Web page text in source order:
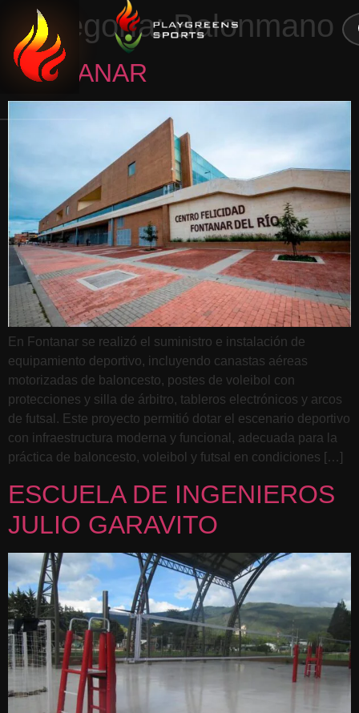
CERRAR
Categoría:Balonmano
FONTANAR
En Fontanar se realizó el suministro e instalación de
equipamiento deportivo, incluyendo canastas aéreas
motorizadas de baloncesto, postes de voleibol con
protecciones y silla de árbitro, tableros electrónicos y arcos
de futsal. Este proyecto permitió dotar el escenario deportivo
con infraestructura moderna y funcional, adecuada para la
práctica de baloncesto, voleibol y futsal en condiciones […]
ESCUELA DE INGENIEROS
JULIO GARAVITO